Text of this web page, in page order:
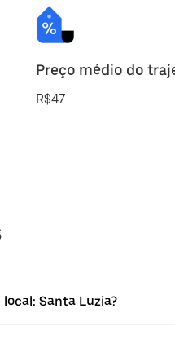
Preço médio do
R$47
Santa Luzia?